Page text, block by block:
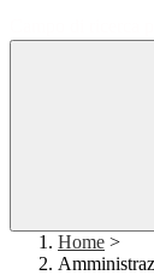
Home >